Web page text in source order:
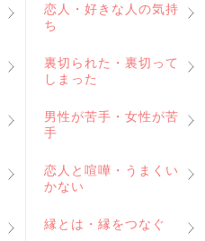
恋人・好きな人の気持
ち
裏切られた・裏切って
しまった
男性が苦手・女性が苦
手
恋人と喧嘩・うまくい
かない
縁とは・縁をつなぐ